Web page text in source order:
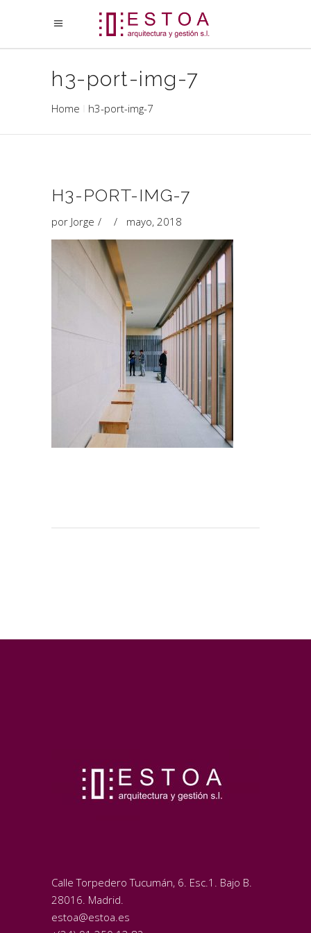
h3-port-img-7
Home h3-port-img-7
H3-PORT-IMG-7
por Jorge mayo, 2018
Calle Torpedero Tucumán, 6. Esc.1. Bajo B.
28016. Madrid.
estoa@estoa.es